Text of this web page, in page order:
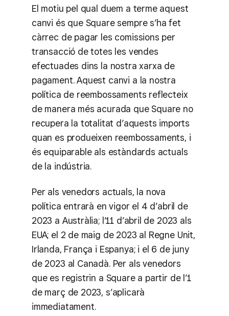
El motiu pel qual duem a terme aquest
canvi és que Square sempre s’ha fet
càrrec de pagar les comissions per
transacció de totes les vendes
efectuades dins la nostra xarxa de
pagament. Aquest canvi a la nostra
política de reembossaments reflecteix
de manera més acurada que Square no
recupera la totalitat d’aquests imports
quan es produeixen reembossaments, i
és equiparable als estàndards actuals
de la indústria.
Per als venedors actuals, la nova
política entrarà en vigor el 4 d’abril de
2023 a Austràlia; l’11 d’abril de 2023 als
EUA; el 2 de maig de 2023 al Regne Unit,
Irlanda, França i Espanya; i el 6 de juny
de 2023 al Canadà. Per als venedors
que es registrin a Square a partir de l’1
de març de 2023, s’aplicarà
immediatament.